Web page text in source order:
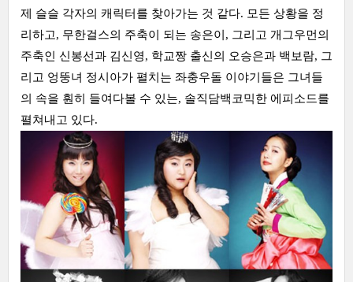
제 슬슬 각자의 캐릭터를 찾아가는 것 같다. 모든 상황을 정
리하고, 무한걸스의 주축이 되는 송은이, 그리고 개그우먼의
주축인 신봉선과 김신영, 학교짱 출신의 오승은과 백보람, 그
리고 엉뚱녀 정시아가 펼치는 좌충우돌 이야기들은 그녀들
의 속을 훤히 들여다볼 수 있는, 솔직담백코믹한 에피소드를
펼쳐내고 있다.